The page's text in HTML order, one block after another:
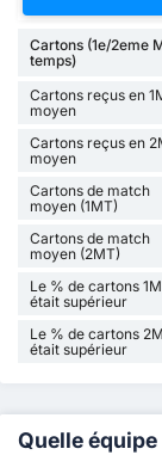
Cartons (1e/2eme
temps)
Cartons reçus en
moyen
Cartons reçus en
moyen
Cartons de match
moyen (1MT)
Cartons de match
moyen (2MT)
Le % de cartons
était supérieur
Le % de cartons
était supérieur
Quelle